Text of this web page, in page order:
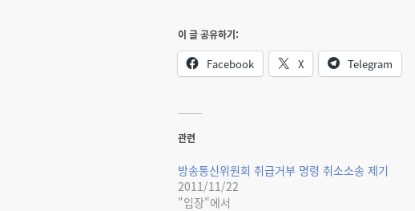
이 글 공유하기:
Facebook X Telegram
관련
방송통신위원회 취급거부 명령 취소소송 제기
2011/11/22
"입장"에서